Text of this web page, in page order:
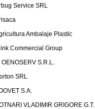
Service SRL
Ambalaje Plastic
Commercial Group
OENOSERV S.R.L.
SRL
S.A.
VLADIMIR GRIGORE G.T.